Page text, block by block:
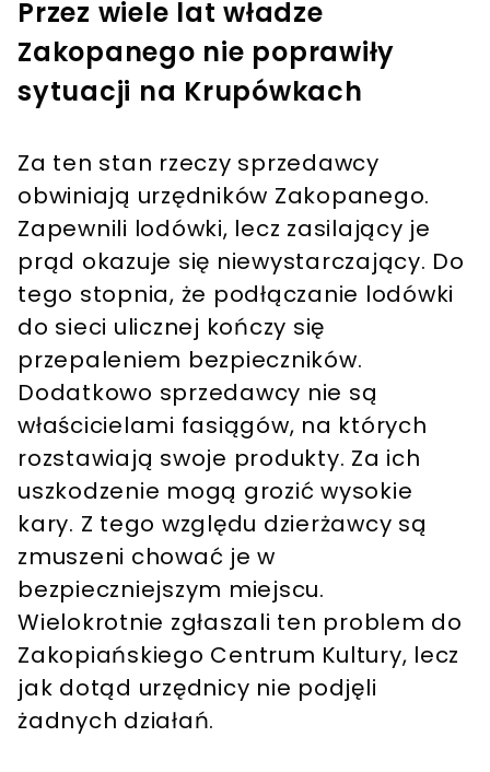
Przez wiele lat władze
Zakopanego nie poprawiły
sytuacji na Krupówkach
Za ten stan rzeczy sprzedawcy
obwiniają urzędników Zakopanego.
Zapewnili lodówki, lecz zasilający je
prąd okazuje się niewystarczający. Do
tego stopnia, że podłączanie lodówki
do sieci ulicznej kończy się
przepaleniem bezpieczników.
Dodatkowo sprzedawcy nie są
właścicielami fasiągów, na których
rozstawiają swoje produkty. Za ich
uszkodzenie mogą grozić wysokie
kary. Z tego względu dzierżawcy są
zmuszeni chować je w
bezpieczniejszym miejscu.
Wielokrotnie zgłaszali ten problem do
Zakopiańskiego Centrum Kultury, lecz
jak dotąd urzędnicy nie podjęli
żadnych działań.